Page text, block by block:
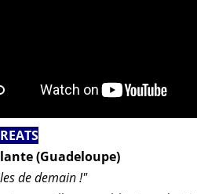
(Guadeloupe)
de demain !"